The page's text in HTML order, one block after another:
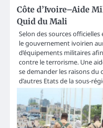
Côte d’Ivoire–Aide
Quid du Mali
Selon des sources
le gouvernement ivoirien
d’équipements militaires
contre le terrorisme. Une
se demander les raisons du
d’autres Etats de la sous-